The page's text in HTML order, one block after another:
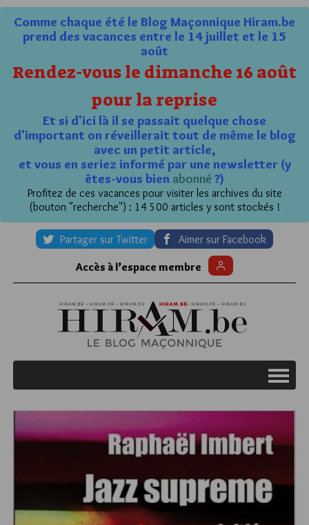
Comme chaque été le Blog Maçonnique Hiram.be
prend des vacances entre le 14 juillet et le 15
août
Rendez-vous le dimanche 16 août
pour la reprise
Et si d'ici là il se passait quelque chose
d'important on réveillerait tout de même le blog
avec un petit article,
et vous en seriez informé par une newsletter (y
êtes-vous bien abonné ?)
Profitez de ces vacances pour visiter les archives du site
(bouton "recherche") : 14 500 articles y sont stockés !
Partager sur Twitter Aimer sur Facebook
Accès à l’espace membre